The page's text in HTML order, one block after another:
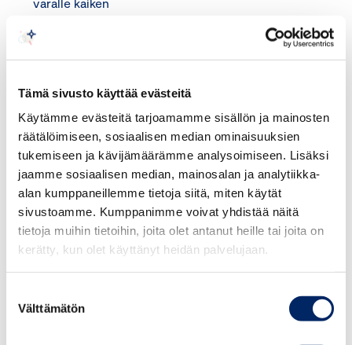
Tämä sivusto käyttää evästeitä
Käytämme evästeitä tarjoamamme sisällön ja mainosten
räätälöimiseen, sosiaalisen median ominaisuuksien
tukemiseen ja kävijämäärämme analysoimiseen. Lisäksi
jaamme sosiaalisen median, mainosalan ja analytiikka-
alan kumppaneillemme tietoja siitä, miten käytät
sivustoamme. Kumppanimme voivat yhdistää näitä
tietoja muihin tietoihin, joita olet antanut heille tai joita on
kerätty, kun olet käyttänyt heidän palvelujaan.
valinta
Välttämätön
Lomautukset ja yt-neuvottelut voitava panna
nopeammin käytäntöön.
sairauspoissaoloista aiheutuvista kustannuksista.
Keskuskauppakamari vaatii hallitukselta ripeitä
lisätoimenpiteitä.
“Toimenpidelistalla tulisi olla mm.
joustavuutta verotuksen ja vakuutusmaksujen
tilitykseen sekä valtion suurempi